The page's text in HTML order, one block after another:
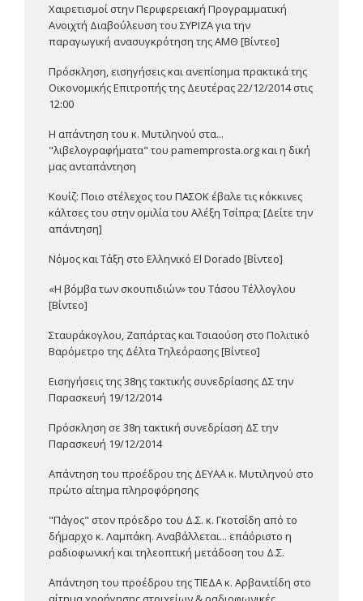
Χαιρετισμοί στην Περιφερειακή Προγραμματική
Ανοιχτή Διαβούλευση του ΣΥΡΙΖΑ για την
παραγωγική ανασυγκρότηση της ΑΜΘ [Βίντεο]
Πρόσκληση, εισηγήσεις και ανεπίσημα πρακτικά της
Οικονομικής Επιτροπής της Δευτέρας 22/12/2014 στις
12:00
Η απάντηση του κ. Μυτιληνού στα...
"λιβελογραφήματα" του pamemprosta.org και η δική
μας ανταπάντηση
Κουίζ: Ποιο στέλεχος του ΠΑΣΟΚ έβαλε τις κόκκινες
κάλτσες του στην ομιλία του Αλέξη Τσίπρα; [Δείτε την
απάντηση]
Νόμος και Τάξη στο Ελληνικό El Dorado [Βίντεο]
«Η βόμβα των σκουπιδιών» του Τάσου Τέλλογλου
[Βίντεο]
Σταυράκογλου, Ζαπάρτας και Τσιαούση στο Πολιτικό
Βαρόμετρο της Δέλτα Τηλεόρασης [Βίντεο]
Εισηγήσεις της 38ης τακτικής συνεδρίασης ΔΣ την
Παρασκευή 19/12/2014
Πρόσκληση σε 38η τακτική συνεδρίαση ΔΣ την
Παρασκευή 19/12/2014
Απάντηση του προέδρου της ΔΕΥΑΑ κ. Μυτιληνού στο
πρώτο αίτημα πληροφόρησης
"Πάγος" στον πρόεδρο του Δ.Σ. κ. Γκοτσίδη από το
δήμαρχο κ. Λαμπάκη. Αναβάλλεται... επ΄αόριστο η
ραδιοφωνική και τηλεοπτική μετάδοση του Δ.Σ.
Απάντηση του προέδρου της ΤΙΕΔΑ κ. Αρβανιτίδη στο